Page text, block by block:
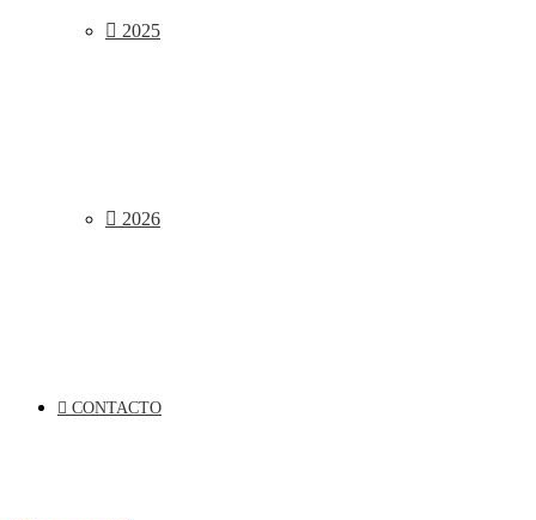
2025
2026
CONTACTO